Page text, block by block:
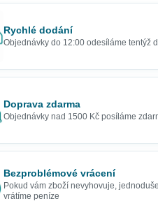
Rychlé dodání
Objednávky do 12:00 odesíláme tentýž
Doprava zdarma
Objednávky nad 1500 Kč posíláme
Bezproblémové vrácení
Pokud vám zboží nevyhovuje,
vrátíme peníze